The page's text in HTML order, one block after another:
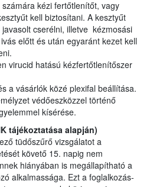
kézi fertőtlenítőt, vagy
kell biztosítani. A kesztyűt
cserélni, illetve kézmosási
előtt és után egyaránt kezet kell
virucid hatású kézfertőtlenítőszer
a vásárlók közé plexifal beállítása.
védőeszközzel történő
kísérése.
tájékoztatása alapján)
tüdőszűrő vizsgálatot a
követő 15. napig nem
hiányában is megállapítható a
alkalmassága. Ezt a foglalkozás-